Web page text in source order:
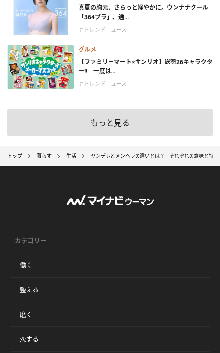
真夏の胸元、さらっと軽やかに。ウンナナクール
「364ブラ」、通...
＃トレンドニュース
グルメ
【ファミリーマート×サンリオ】総勢26キャラクタ
ー!! 一度は...
＃トレンドニュース
もっと見る
トップ 暮らす 生活 ヤンデレとメンヘラの違いとは？ それぞれの意味と特徴
カテゴリー
働く
整える
磨く
恋する